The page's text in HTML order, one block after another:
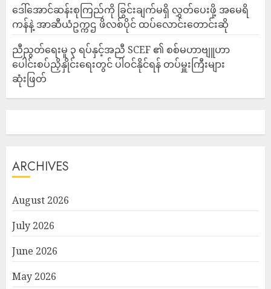
ဒေါ်အောင်ဆန်းစုကြည်ကို ခြွင်းချက်မရှိ လွှတ်ပေးဖို့ အမေရိ
ကန်နဲ့ အာဆီယံဥက္ကဌ ဖိလစ်ပိုင် ထပ်လောင်းတောင်းဆို
ညီညွတ်ရေးမူ ၃ ရပ်နှင့်အညီ SCEF ၏ စစ်မဟာဗျူဟာ
ပေါင်းစပ်ညှိနှိုင်းရေးတွင် ပါဝင်နိုင်ရန် တပ်မှူးကြီးများ
ဆုံးဖြတ်
ARCHIVES
August 2026
July 2026
June 2026
May 2026